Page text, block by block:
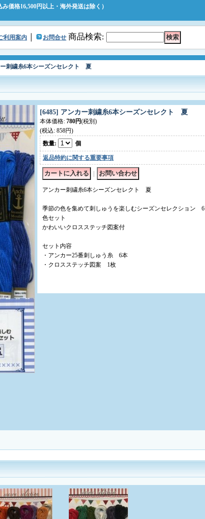
価格16,500円以上・海外発送は除く）
利用案内 ｜ お問合せ 商品検索:
ー刺繍糸6本シーズンセレクト 夏
[6485] アンカー刺繍糸6本シーズンセレクト 夏
本体価格: 780円(税別)
(税込: 858円)
数量: 個
返品特約に関する重要事項
アンカー刺繍糸6本シーズンセレクト 夏
季節の色を集めて刺しゅうを楽しむシーズンセレクション 6
色セット
かわいいクロスステッチ図案付
セット内容
・アンカー25番刺しゅう糸 6本
・クロスステッチ図案 1枚